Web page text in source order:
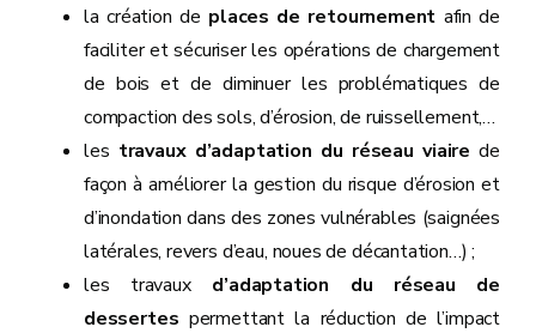
la création de places de retournement afin de
faciliter et sécuriser les opérations de chargement
de bois et de diminuer les problématiques de
compaction des sols, d’érosion, de ruissellement,…
les travaux d’adaptation du réseau viaire de
façon à améliorer la gestion du risque d’érosion et
d’inondation dans des zones vulnérables (saignées
latérales, revers d’eau, noues de décantation…) ;
les travaux d’adaptation du réseau de
dessertes permettant la réduction de l’impact